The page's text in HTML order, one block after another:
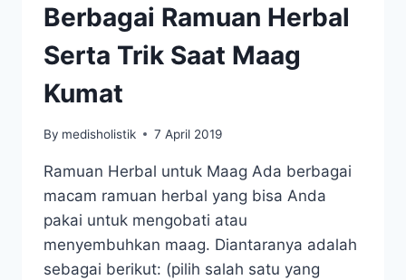
Berbagai Ramuan Herbal
Serta Trik Saat Maag
Kumat
By medisholistik 7 April 2019
Ramuan Herbal untuk Maag Ada berbagai
macam ramuan herbal yang bisa Anda
pakai untuk mengobati atau
menyembuhkan maag. Diantaranya adalah
sebagai berikut: (pilih salah satu yang